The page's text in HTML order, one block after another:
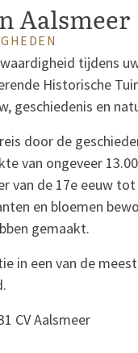
Aalsmeer
tijdens
Historische
geschiedenis en
door de
van ongeveer
van de 17e eeuw
en bloemen
gemaakt.
in een van de
CV Aalsmeer